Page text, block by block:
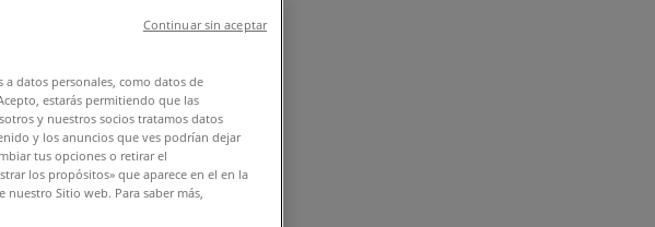
a datos personales, como datos de
estarás permitiendo que las
y nuestros socios tratamos datos
y los anuncios que ves podrían dejar
tus opciones o retirar el
los propósitos» que aparece en el en la
Sitio web. Para saber más,
Continuar sin aceptar